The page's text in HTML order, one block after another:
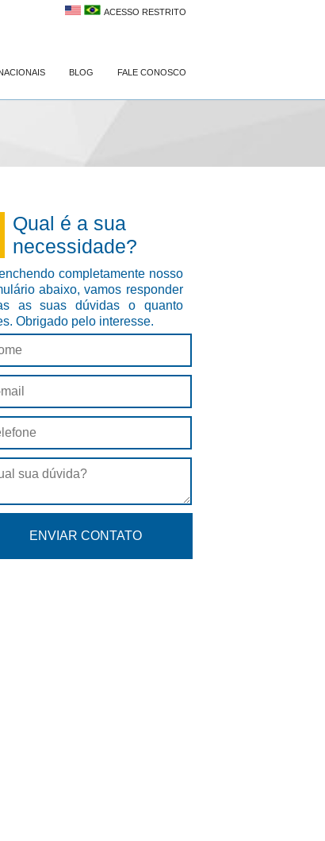
ACESSO RESTRITO
BLOG FALE CONOSCO
Qual é a sua
necessidade?
completamente nosso
abaixo, vamos responder
as suas dúvidas o quanto
Obrigado pelo interesse.